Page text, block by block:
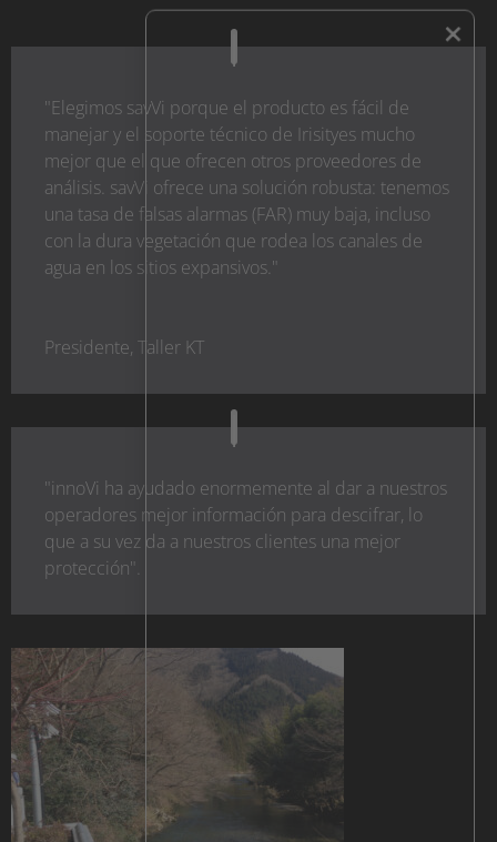
"Elegimos savVi porque el producto es fácil de
manejar y el soporte técnico de Irisityes mucho
mejor que el que ofrecen otros proveedores de
análisis. savVi ofrece una solución robusta: tenemos
una tasa de falsas alarmas (FAR) muy baja, incluso
con la dura vegetación que rodea los canales de
agua en los sitios expansivos."
Presidente, Taller KT
"innoVi ha ayudado enormemente al dar a nuestros
operadores mejor información para descifrar, lo
que a su vez da a nuestros clientes una mejor
protección".
×